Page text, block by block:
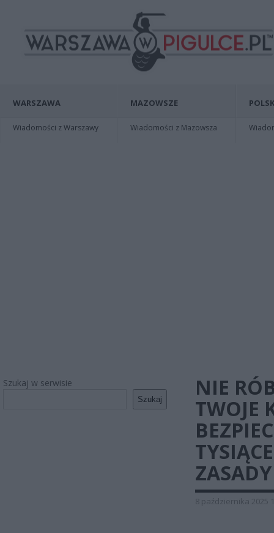
WARSZAWA
Wiadomości z Warszawy
MAZOWSZE
Wiadomości z Mazowsza
Szukaj w serwisie
Szukaj
NIE
TWOJE
ZASADY
8 października 2025